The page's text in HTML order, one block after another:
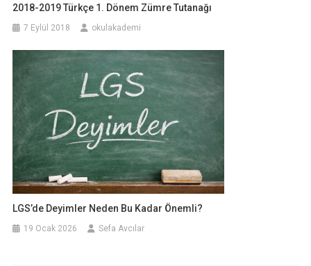
2018-2019 Türkçe 1. Dönem Zümre Tutanağı
7 Eylül 2018 okulakademi
LGS’de Deyimler Neden Bu Kadar Önemli?
19 Ocak 2026 Sefa Avcılar